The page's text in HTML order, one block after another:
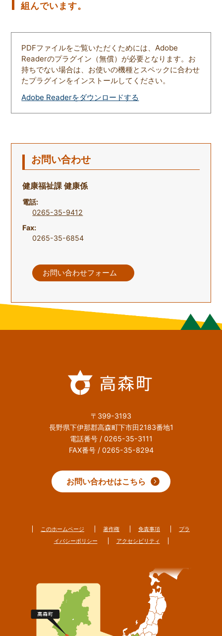
組んでいます。
PDFファイルをご覧いただくためには、Adobe
Readerのプラグイン（無償）が必要となります。お
持ちでない場合は、お使いの機種とスペックに合わせ
たプラグインをインストールしてください。
Adobe Readerをダウンロードする
お問い合わせ
健康福祉課 健康係
電話:
0265-35-9412
Fax:
0265-35-6854
お問い合わせフォーム
〒399-3193
長野県下伊那郡高森町下市田2183番地1
電話番号 / 0265-35-3111
FAX番号 / 0265-35-8294
お問い合わせはこちら
このホームページ 著作権 免責事項
プラ
イバシーポリシー
アクセシビリティ